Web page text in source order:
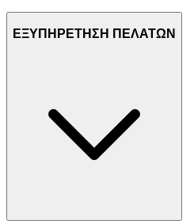
ΕΞΥΠΗΡΕΤΗΣΗ ΠΕΛΑΤΩΝ